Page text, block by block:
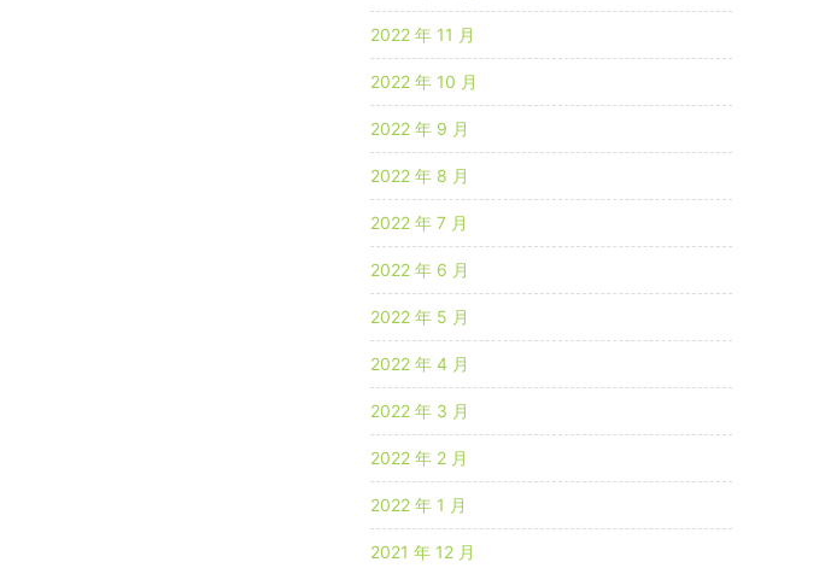
2022 年 11 月
2022 年 10 月
2022 年 9 月
2022 年 8 月
2022 年 7 月
2022 年 6 月
2022 年 5 月
2022 年 4 月
2022 年 3 月
2022 年 2 月
2022 年 1 月
2021 年 12 月